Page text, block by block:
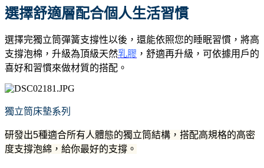
選擇舒適層配合個人生活習慣
選擇完獨立筒彈簧支撐性以後，還能依照您的睡眠習慣，將高
支撐泡棉，升級為頂級天然乳膠 ，舒適再升級，可依據用戶的
喜好和習慣來做材質的搭配。
獨立筒床墊系列
研發出5種適合所有人體態的獨立筒結構，搭配高規格的高密
度支撐泡綿，給你最好的支撐。